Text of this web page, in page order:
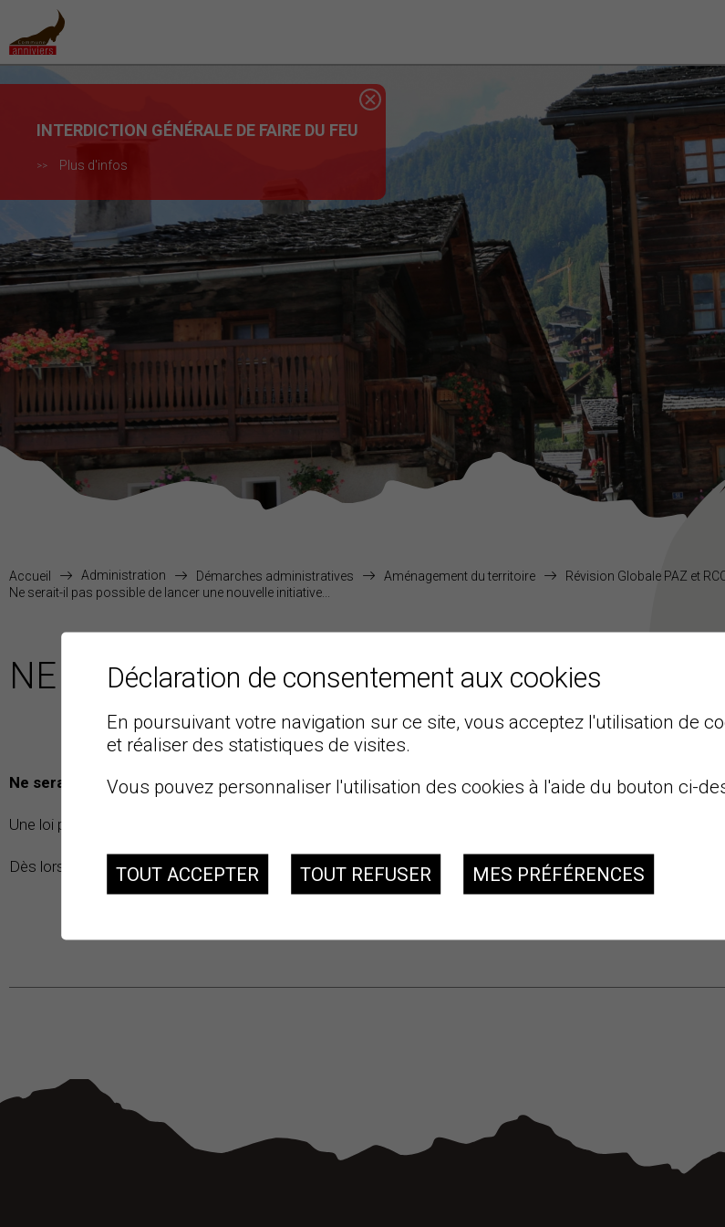
INTERDICTION GÉNÉRALE DE FAIRE DU FEU
Plus d'infos
Accueil Administration Démarches administratives Aménagement du territoire Révision Globale PAZ et
Ne serait-il pas possible de lancer une nouvelle initiative...
NE SERAIT-IL PAS POSSIBLE DE LANCER
Ne serait-il pas possible de lancer une nouvelle initiative pour contrer cette politique de dézonage
Une loi peut changer mais la LAT a été acceptée par 80 % des citoyennes et citoyens suisses.
Dès lors, au niveau fédéral, cela serait pratiquement impossible de relancer une telle initiative. Le Conseil
Déclaration de consentement aux cookies
En poursuivant votre navigation sur ce site, vous acceptez l'utilisation de
et réaliser des statistiques de visites.
Vous pouvez personnaliser l'utilisation des cookies à l'aide du bouton ci-
TOUT ACCEPTER TOUT REFUSER MES PRÉFÉRENCES